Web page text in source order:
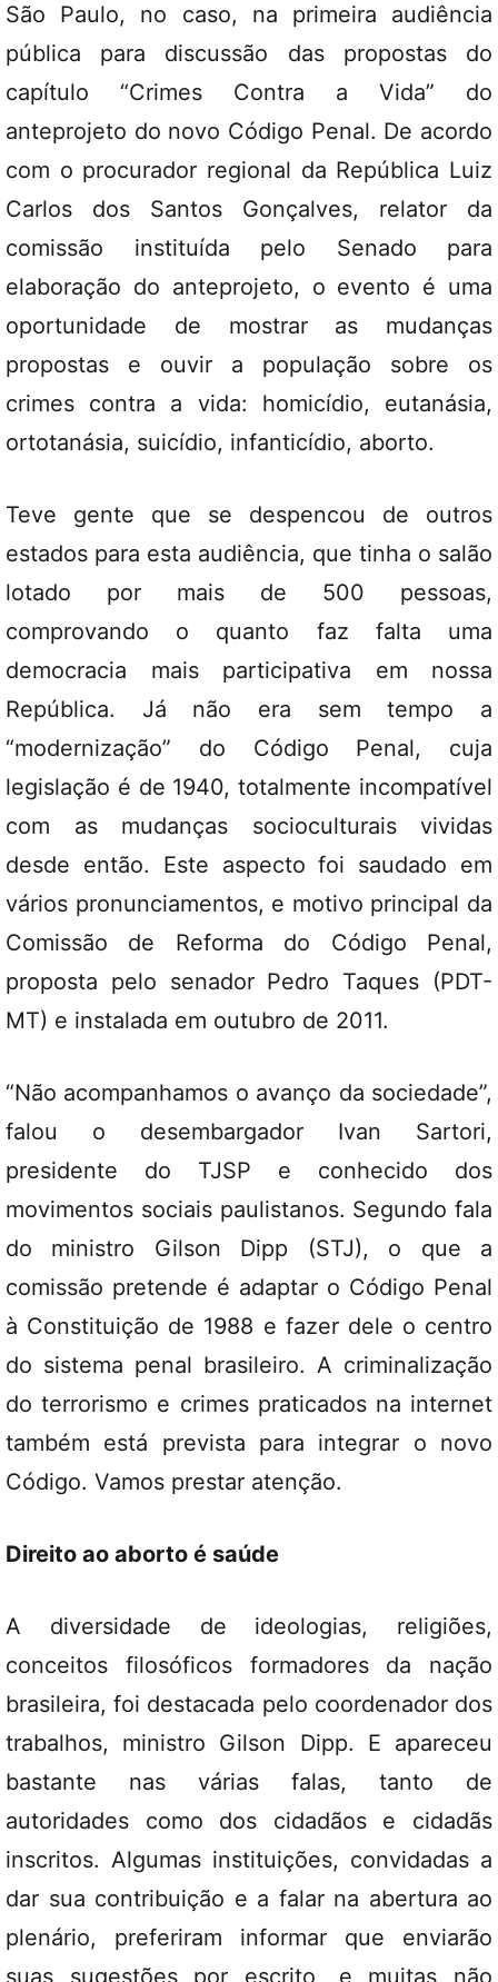
São Paulo, no caso, na primeira audiência
pública para discussão das propostas do
capítulo “Crimes Contra a Vida” do
anteprojeto do novo Código Penal. De acordo
com o procurador regional da República Luiz
Carlos dos Santos Gonçalves, relator da
comissão instituída pelo Senado para
elaboração do anteprojeto, o evento é uma
oportunidade de mostrar as mudanças
propostas e ouvir a população sobre os
crimes contra a vida: homicídio, eutanásia,
ortotanásia, suicídio, infanticídio, aborto.
Teve gente que se despencou de outros
estados para esta audiência, que tinha o salão
lotado por mais de 500 pessoas,
comprovando o quanto faz falta uma
democracia mais participativa em nossa
República. Já não era sem tempo a
“modernização” do Código Penal, cuja
legislação é de 1940, totalmente incompatível
com as mudanças socioculturais vividas
desde então. Este aspecto foi saudado em
vários pronunciamentos, e motivo principal da
Comissão de Reforma do Código Penal,
proposta pelo senador Pedro Taques (PDT-
MT) e instalada em outubro de 2011.
“Não acompanhamos o avanço da sociedade”,
falou o desembargador Ivan Sartori,
presidente do TJSP e conhecido dos
movimentos sociais paulistanos. Segundo fala
do ministro Gilson Dipp (STJ), o que a
comissão pretende é adaptar o Código Penal
à Constituição de 1988 e fazer dele o centro
do sistema penal brasileiro. A criminalização
do terrorismo e crimes praticados na internet
também está prevista para integrar o novo
Código. Vamos prestar atenção.
Direito ao aborto é saúde
A diversidade de ideologias, religiões,
conceitos filosóficos formadores da nação
brasileira, foi destacada pelo coordenador dos
trabalhos, ministro Gilson Dipp. E apareceu
bastante nas várias falas, tanto de
autoridades como dos cidadãos e cidadãs
inscritos. Algumas instituições, convidadas a
dar sua contribuição e a falar na abertura ao
plenário, preferiram informar que enviarão
suas sugestões por escrito, e muitas não